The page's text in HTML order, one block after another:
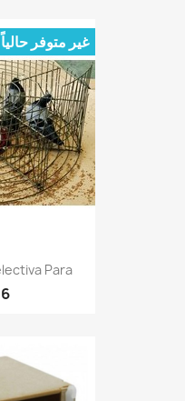
Para...
€
غير متوفر حالياً